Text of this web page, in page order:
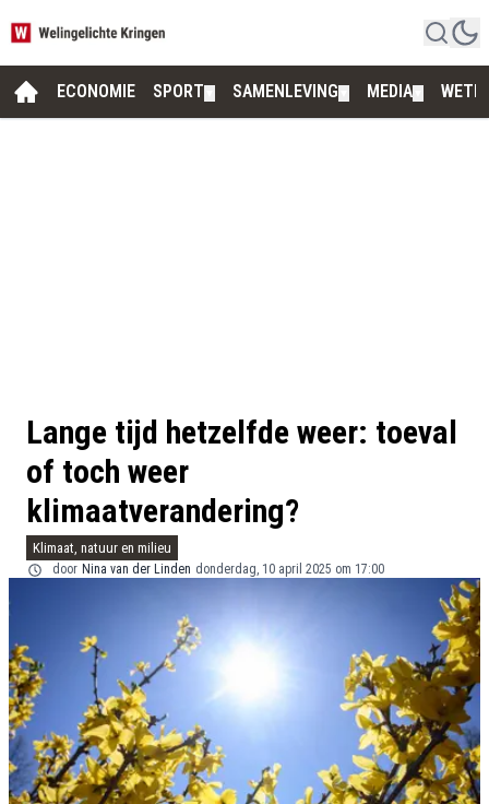
ECONOMIE SPORT SAMENLEVING MEDIA
Lange tijd hetzelfde weer: toeval
of toch weer
klimaatverandering?
Klimaat, natuur en milieu
door Nina van der Linden donderdag, 10 april 2025 om 17:00